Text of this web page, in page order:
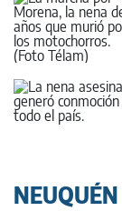
NEUQUÉN